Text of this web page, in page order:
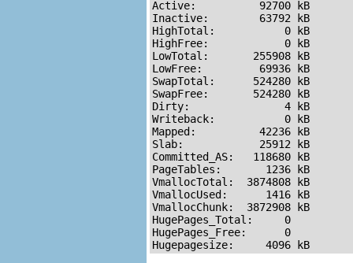
Active:          92700 kB
Inactive:        63792 kB
HighTotal:           0 kB
HighFree:            0 kB
LowTotal:       255908 kB
LowFree:         69936 kB
SwapTotal:      524280 kB
SwapFree:       524280 kB
Dirty:               4 kB
Writeback:           0 kB
Mapped:          42236 kB
Slab:            25912 kB
Committed_AS:   118680 kB
PageTables:       1236 kB
VmallocTotal:  3874808 kB
VmallocUsed:      1416 kB
VmallocChunk:  3872908 kB
HugePages_Total:     0
HugePages_Free:      0
Hugepagesize:     4096 kB